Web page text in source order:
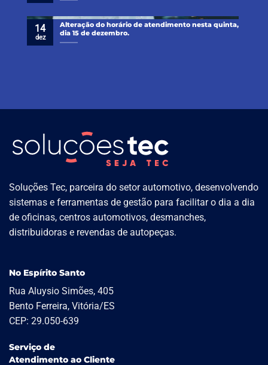
Alteração do horário de atendimento nesta quinta,
dia 15 de dezembro.
14
dez
Soluções Tec, parceira do setor automotivo, desenvolvendo
sistemas e ferramentas de gestão para facilitar o dia a dia
de oficinas, centros automotivos, desmanches,
distribuidoras e revendas de autopeças.
No Espírito Santo
Rua Aluysio Simões, 405
Bento Ferreira, Vitória/ES
CEP: 29.050-639
Serviço de
Atendimento ao Cliente